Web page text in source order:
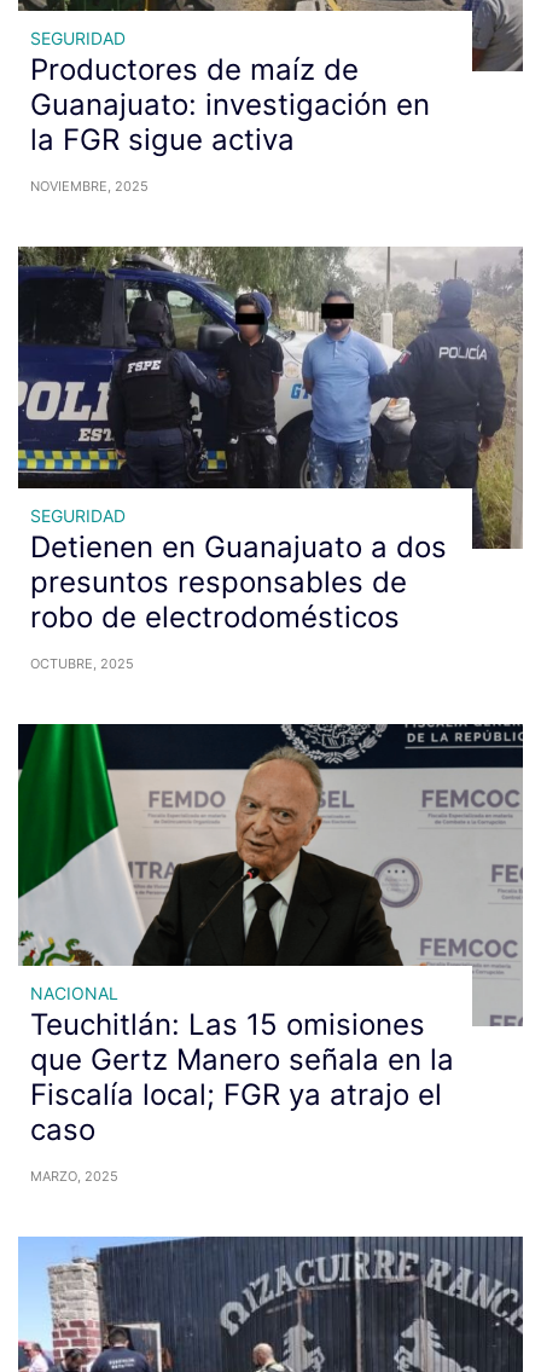
SEGURIDAD
Productores de maíz de
Guanajuato: investigación en
la FGR sigue activa
NOVIEMBRE, 2025
SEGURIDAD
Detienen en Guanajuato a dos
presuntos responsables de
robo de electrodomésticos
OCTUBRE, 2025
NACIONAL
Teuchitlán: Las 15 omisiones
que Gertz Manero señala en la
Fiscalía local; FGR ya atrajo el
caso
MARZO, 2025